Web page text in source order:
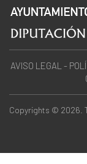
AVISO LEGAL -
Copyrights © 2026.